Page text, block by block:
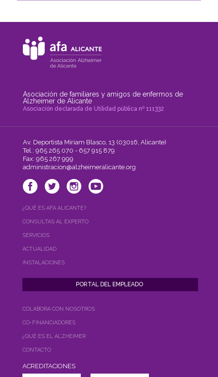
Asociación de familiares y amigos de enfermos de
Alzheimer de Alicante
Asociación declarada de Utilidad pública nº 111332
Av. Deportista Miriam Blasco, 13 (03016, Alicante)
Tel.: 965 265 070 - 657 915 879
Fax: 965 267 999
administracion@alzheimeralicante.org
¿QUÉ ES AFA ALICANTE?
CONSULTAS AL EXPERTO
SERVICIOS
ACTUALIDAD
INSTALACIONES
COLABORA CON NOSOTROS
CO-FINANCIADORES
¿QUÉ ES EL ALZHEIMER
CONTACTO
ACREDITACIONES